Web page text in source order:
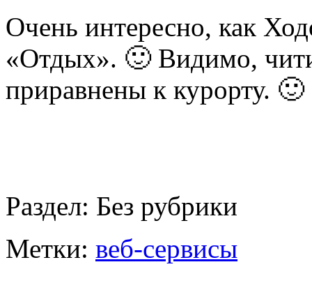
Очень интересно, как
«Отдых». 🙂 Видимо,
приравнены к курорту. 🙂
Раздел: Без рубрики
Метки: веб-сервисы